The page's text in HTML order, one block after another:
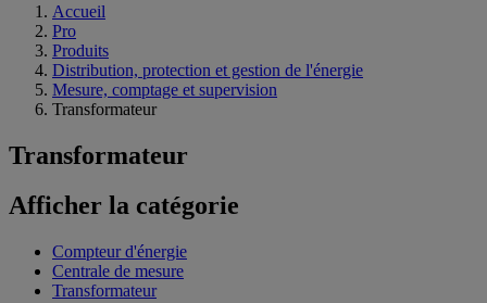
Accueil
Pro
Produits
Distribution, protection et gestion de l'énergie
Mesure, comptage et supervision
Transformateur
Transformateur
Afficher la catégorie
Compteur d'énergie
Centrale de mesure
Transformateur